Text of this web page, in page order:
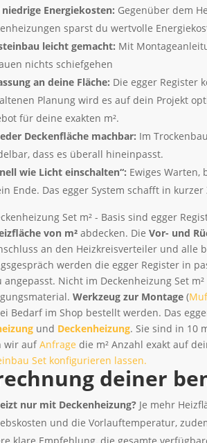
niedrige Energiekosten: Gegenüber dem
sparst du wertvolle
leicht gemacht: Mit
nichts schiefgehen
an deine Fläche: Die egger Register
Planung wird es auf dein Projekt
für deine exakten m².
Deckenfläche machbar: Im
dass es überall hineinpasst.
wie Licht einschalten“: Ewiges Warten,
Ende. Das egger System schafft in
Set m² - Basis sind egger
von m² abdecken. DieVor- und
an den Heizkreisverteiler und
werden die egger Register in
angepasst. Nicht im Deckenheizung Set
Werkzeug zur Montage (
Bedarf im Shop bestellt werden. Das
und Deckenheizung. Sie sind in 10
wir aufAnfrage die m² Anzahl exakt auf
Set konfigurieren lassen.
deiner
nur mit Deckenheizung? Je mehr
und die Vorlauftemperatur,